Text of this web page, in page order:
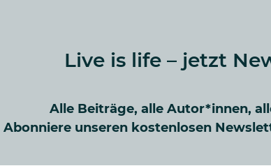
Live is life – jetzt
Alle Beiträge, alle Autor*innen,
Abonniere unseren kostenlosen